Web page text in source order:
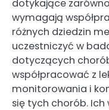
dotykające
wymagają
różnych dziedzin
uczestniczyć w
dotyczących
współpracować z
monitorowania i
się tych chorób.